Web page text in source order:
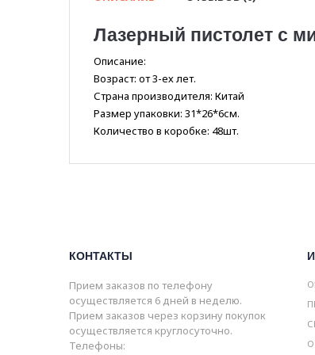
Лазерный пистолет с
Описание:
Возраст: от 3-ех лет.
Страна производителя: Китай
Размер упаковки: 31*26*6см.
Количество в коробке: 48шт.
КОНТАКТЫ
Прием заказов по телефону
осуществляется 6 дней в неделю.
Прием заказов через корзину покупок
осуществляется круглосуточно.
Телефоны: